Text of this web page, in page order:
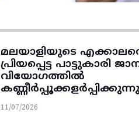
മലയാളിയുടെ
പ്രിയപ്പെട്ട പാട്ടുകാരി
വിയോഗത്തിൽ
കണ്ണീർപ്പൂക്കളർപ്പിക്കുന്നു
11/07/2026